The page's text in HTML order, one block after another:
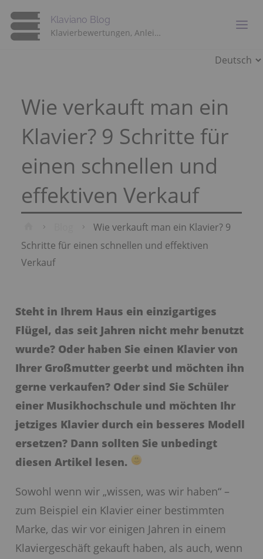
Klaviano Blog
Klavierbewertungen, Anleitungen und Ratschläge von Experten
Sprache
Wie verkauft man ein
Klavier? 9 Schritte für
einen schnellen und
effektiven Verkauf
Home
Wie verkauft man ein Klavier? 9
Schritte für einen schnellen und effektiven
Verkauf
Steht in Ihrem Haus ein einzigartiges
Flügel, das seit Jahren nicht mehr benutzt
wurde? Oder haben Sie einen Klavier von
Ihrer Großmutter geerbt und möchten ihn
gerne verkaufen? Oder sind Sie Schüler
einer Musikhochschule und möchten Ihr
jetziges Klavier durch ein besseres Modell
ersetzen? Dann sollten Sie unbedingt
diesen Artikel lesen.
Sowohl wenn wir „wissen, was wir haben“ –
zum Beispiel ein Klavier einer bestimmten
Marke, das wir vor einigen Jahren in einem
Klaviergeschäft gekauft haben, als auch, wenn